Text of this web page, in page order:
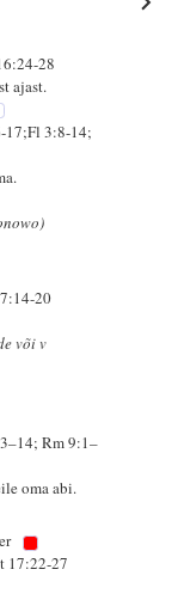
28
ajast.
17;Fl 3:8-14;
20
või v
Rm 9:1–
oma abi.
17:22-27